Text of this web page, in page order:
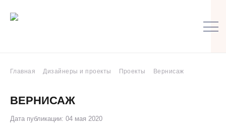
Главная Дизайнеры и проекты Проекты Вернисаж
ВЕРНИСАЖ
Дата публикации: 04 мая 2020